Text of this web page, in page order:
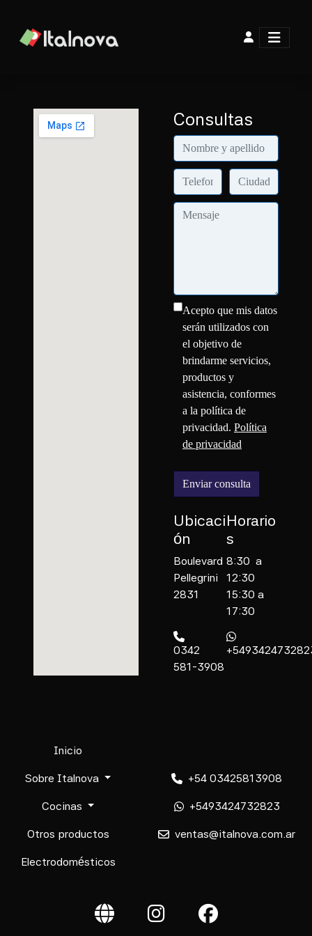
Consultas
Acepto que mis datos
serán utilizados con
el objetivo de
brindarme servicios,
productos y
asistencia, conformes
a la política de
privacidad. Política
de privacidad
Enviar consulta
Ubicaci
ón
Boulevard
Pellegrini
2831
Horario
s
8:30 a
12:30
15:30 a
17:30
0342
581-3908
Inicio
Sobre Italnova
Cocinas
Otros productos
Electrodomésticos
+54 03425813908
+5493424732823
ventas@italnova.com.ar